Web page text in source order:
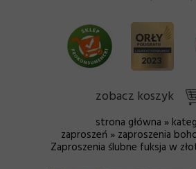
strona główna »
zaproszeń » zaproszenia
Zaproszenia ślubne fuksja w
zobacz koszyk